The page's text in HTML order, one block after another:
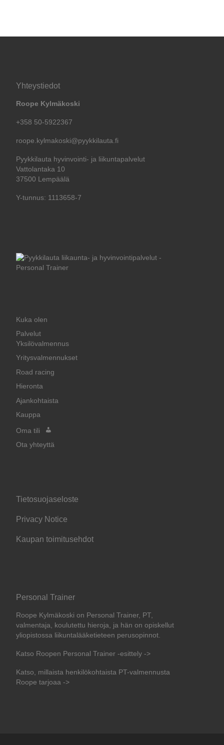
Yhteystiedot
Roope Kylmäkoski
+358 50-5922367
roope.kylmakoski@pyykkilauta.fi
Pyykkilauta hyvinvointi- ja liikuntapalvelut
Vattolantaka 10
37500 Lempäälä
Y-tunnus: 1113658-7
Kuka olen
Palvelut
Yksilövalmennus
Yritysvalmennukset
Road racing
Hieronta
Ajankohtaista
Kauppa
Oma tili
Ota yhteyttä
Tietosuojaseloste
Privacy Notice
Kaupan toimitusehdot
Personal Trainer
Roope Kylmäkoski on Personal Trainer, PT,
valmentaja, koulutettu hieroja, ja hän on opiskellut
yliopistossa liikuntalääketieteen perusopinnot.
Katso Roopen Personal Trainer -esittely ->
Katso, millaista henkilökohtaista PT-valmennusta
Roope tarjoaa ->